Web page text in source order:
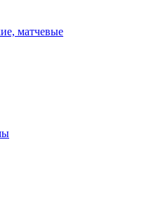
матчевые